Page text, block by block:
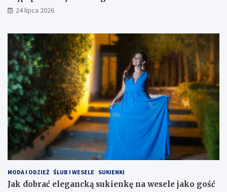
24 lipca 2026
MODA I ODZIEŻ ŚLUB I WESELE SUKIENKI
Jak dobrać elegancką sukienkę na wesele jako gość